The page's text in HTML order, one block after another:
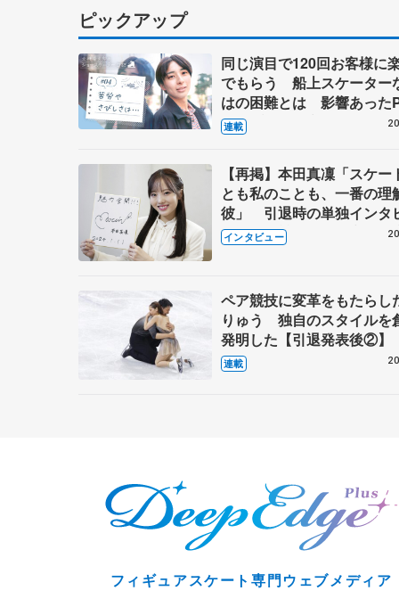
ピックアップ
同じ演目で120回お客様に
でもらう 船上スケーター
はの困難とは 影響あった
キャプテン松永さんの存在
連載
【再掲】本田真凜「スケー
とも私のことも、一番の理
彼」 引退時の単独インタ
で語った競技人生や家族、
これからの夢…
インタビュー
ペア競技に変革をもたらし
りゅう 独自のスタイルを
発明した【引退発表後②】
連載
フィギュアスケート専門ウェブメディア